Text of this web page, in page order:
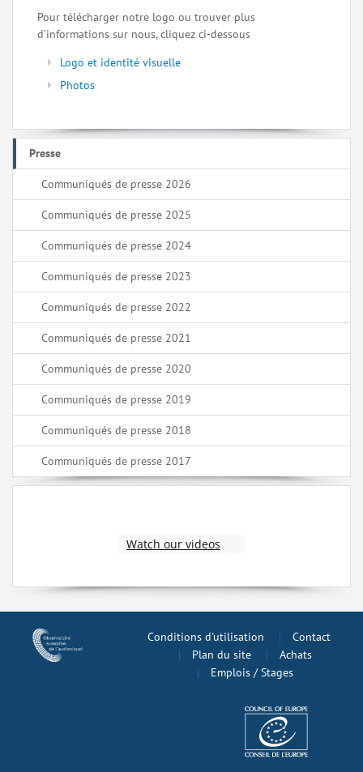
Pour télécharger notre logo ou trouver plus
d’informations sur nous, cliquez ci-dessous
Logo et identité visuelle
Photos
Presse
Communiqués de presse 2026
Communiqués de presse 2025
Communiqués de presse 2024
Communiqués de presse 2023
Communiqués de presse 2022
Communiqués de presse 2021
Communiqués de presse 2020
Communiqués de presse 2019
Communiqués de presse 2018
Communiqués de presse 2017
Watch our videos
Conditions d'utilisation
Contact
Plan du site
Achats
Emplois / Stages